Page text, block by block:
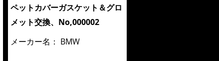
ペットカバーガスケット＆グロ
メット交換、No,000002
メーカー名： BMW